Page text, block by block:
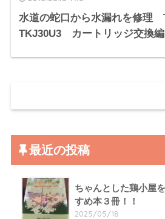
水道の蛇口から水漏れを修理
TKJ30U3 カートリッジ交換編
最近の投稿
ちゃんとした鶏小屋
すめ本３冊！！
2025/05/18